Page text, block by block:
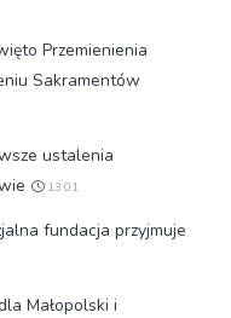
Przemienienia
Sakramentów
ustalenia
13:01
fundacja przyjmuje
Małopolski i